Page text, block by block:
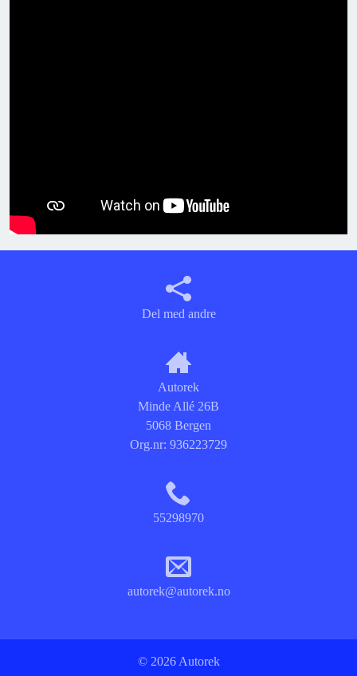
Del med andre
Autorek
Minde Allé 26B
5068 Bergen
Org.nr: 936223729
55298970
autorek@autorek.no
© 2026 Autorek